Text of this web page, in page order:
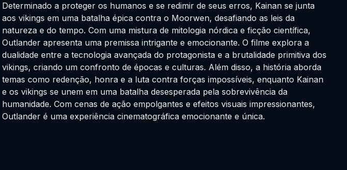
Determinado a proteger os humanos e se redimir de seus erros, Kainan se junta
aos vikings em uma batalha épica contra o Moorwen, desafiando as leis da
natureza e do tempo. Com uma mistura de mitologia nórdica e ficção científica,
Outlander apresenta uma premissa intrigante e emocionante. O filme explora a
dualidade entre a tecnologia avançada do protagonista e a brutalidade primitiva dos
vikings, criando um confronto de épocas e culturas. Além disso, a história aborda
temas como redenção, honra e a luta contra forças impossíveis, enquanto Kainan
e os vikings se unem em uma batalha desesperada pela sobrevivência da
humanidade. Com cenas de ação empolgantes e efeitos visuais impressionantes,
Outlander é uma experiência cinematográfica emocionante e única.